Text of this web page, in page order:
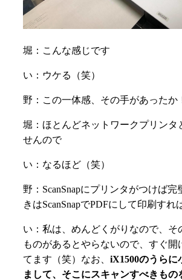
堀：こんな感じです
い：ウケる（笑）
野：この一体感、その手があったか
堀：ほとんどネットワークプリンタ
せんので
い：なるほど（笑）
野：ScanSnapにプリンタがつけば
きはScanSnapでPDFにして印刷すれ
い：私は、めんどくがりなので、そ
ものがあるとやらないので、すぐ開
てます（笑）なお、 iX1500のうらに
まして、そこにスキャンすべきもの